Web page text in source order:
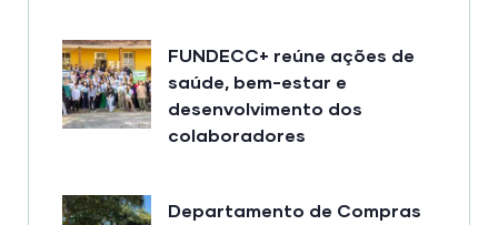
FUNDECC+ reúne ações de
saúde, bem-estar e
desenvolvimento dos
colaboradores
Departamento de Compras